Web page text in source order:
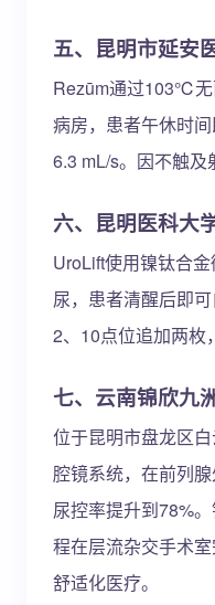
五、昆明市延安
Rezūm通过103℃无
病房，患者午休时
6.3 mL/s。因不触及
六、昆明医科大
UroLift使用镍钛合
尿，患者清醒后即
2、10点位追加两枚
七、云南锦欣九
位于昆明市盘龙区
腔镜系统，在前列
尿控率提升到78%
程在层流杂交手术
舒适化医疗。